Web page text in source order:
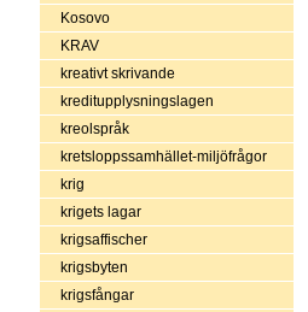
Kosovo
KRAV
kreativt skrivande
kreditupplysningslagen
kreolspråk
kretsloppssamhället-miljöfrågor
krig
krigets lagar
krigsaffischer
krigsbyten
krigsfångar